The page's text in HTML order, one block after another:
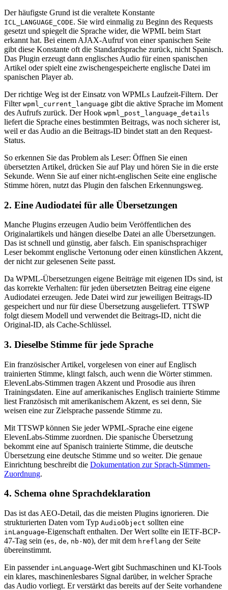
Der häufigste Grund ist die veraltete Konstante
ICL_LANGUAGE_CODE. Sie wird einmalig zu Beginn des Requests
gesetzt und spiegelt die Sprache wider, die WPML beim Start
erkannt hat. Bei einem AJAX-Aufruf von einer spanischen Seite
gibt diese Konstante oft die Standardsprache zurück, nicht Spanisch.
Das Plugin erzeugt dann englisches Audio für einen spanischen
Artikel oder spielt eine zwischengespeicherte englische Datei im
spanischen Player ab.
Der richtige Weg ist der Einsatz von WPMLs Laufzeit-Filtern. Der
Filter wpml_current_language gibt die aktive Sprache im Moment
des Aufrufs zurück. Der Hook wpml_post_language_details
liefert die Sprache eines bestimmten Beitrags, was noch sicherer ist,
weil er das Audio an die Beitrags-ID bindet statt an den Request-
Status.
So erkennen Sie das Problem als Leser: Öffnen Sie einen
übersetzten Artikel, drücken Sie auf Play und hören Sie in die erste
Sekunde. Wenn Sie auf einer nicht-englischen Seite eine englische
Stimme hören, nutzt das Plugin den falschen Erkennungsweg.
2. Eine Audiodatei für alle Übersetzungen
Manche Plugins erzeugen Audio beim Veröffentlichen des
Originalartikels und hängen dieselbe Datei an alle Übersetzungen.
Das ist schnell und günstig, aber falsch. Ein spanischsprachiger
Leser bekommt englische Vertonung oder einen künstlichen Akzent,
der nicht zur gelesenen Seite passt.
Da WPML-Übersetzungen eigene Beiträge mit eigenen IDs sind, ist
das korrekte Verhalten: für jeden übersetzten Beitrag eine eigene
Audiodatei erzeugen. Jede Datei wird zur jeweiligen Beitrags-ID
gespeichert und nur für diese Übersetzung ausgeliefert. TTSWP
folgt diesem Modell und verwendet die Beitrags-ID, nicht die
Original-ID, als Cache-Schlüssel.
3. Dieselbe Stimme für jede Sprache
Ein französischer Artikel, vorgelesen von einer auf Englisch
trainierten Stimme, klingt falsch, auch wenn die Wörter stimmen.
ElevenLabs-Stimmen tragen Akzent und Prosodie aus ihren
Trainingsdaten. Eine auf amerikanisches Englisch trainierte Stimme
liest Französisch mit amerikanischem Akzent, es sei denn, Sie
weisen eine zur Zielsprache passende Stimme zu.
Mit TTSWP können Sie jeder WPML-Sprache eine eigene
ElevenLabs-Stimme zuordnen. Die spanische Übersetzung
bekommt eine auf Spanisch trainierte Stimme, die deutsche
Übersetzung eine deutsche Stimme und so weiter. Die genaue
Einrichtung beschreibt die Dokumentation zur Sprach-Stimmen-
Zuordnung.
4. Schema ohne Sprachdeklaration
Das ist das AEO-Detail, das die meisten Plugins ignorieren. Die
strukturierten Daten vom Typ AudioObject sollten eine
inLanguage-Eigenschaft enthalten. Der Wert sollte ein IETF-BCP-
47-Tag sein (es, de, nb-NO), der mit dem hreflang der Seite
übereinstimmt.
Ein passender inLanguage-Wert gibt Suchmaschinen und KI-Tools
ein klares, maschinenlesbares Signal darüber, in welcher Sprache
das Audio vorliegt. Er verstärkt das bereits auf der Seite vorhandene